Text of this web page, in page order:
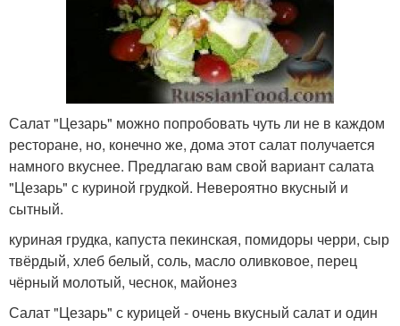
Салат "Цезарь" можно попробовать чуть ли не в каждом
ресторане, но, конечно же, дома этот салат получается
намного вкуснее. Предлагаю вам свой вариант салата
"Цезарь" с куриной грудкой. Невероятно вкусный и
сытный.
куриная грудка, капуста пекинская, помидоры черри, сыр
твёрдый, хлеб белый, соль, масло оливковое, перец
чёрный молотый, чеснок, майонез
Салат "Цезарь" с курицей - очень вкусный салат и один